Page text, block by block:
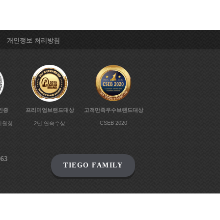
개인정보 처리방침
증
원청
프리미엄브랜드대상
2년 연속수상
고객만족우수브랜드대상
CSEB 2020
TIEGO FAMILY